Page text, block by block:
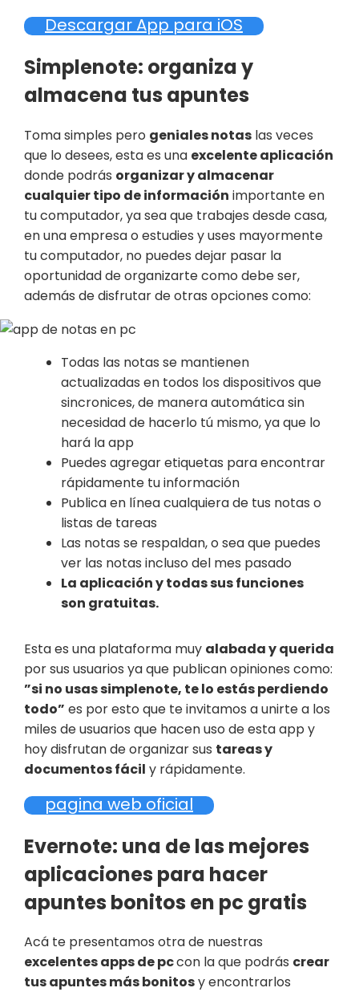
Descargar App para iOS
Simplenote: organiza y
almacena tus apuntes
Toma simples pero geniales notas las veces
que lo desees, esta es una excelente aplicación
donde podrás organizar y almacenar
cualquier tipo de información importante en
tu computador, ya sea que trabajes desde casa,
en una empresa o estudies y uses mayormente
tu computador, no puedes dejar pasar la
oportunidad de organizarte como debe ser,
además de disfrutar de otras opciones como:
Todas las notas se mantienen
actualizadas en todos los dispositivos que
sincronices, de manera automática sin
necesidad de hacerlo tú mismo, ya que lo
hará la app
Puedes agregar etiquetas para encontrar
rápidamente tu información
Publica en línea cualquiera de tus notas o
listas de tareas
Las notas se respaldan, o sea que puedes
ver las notas incluso del mes pasado
La aplicación y todas sus funciones
son gratuitas.
Esta es una plataforma muy alabada y querida
por sus usuarios ya que publican opiniones como:
”si no usas simplenote, te lo estás perdiendo
todo” es por esto que te invitamos a unirte a los
miles de usuarios que hacen uso de esta app y
hoy disfrutan de organizar sus tareas y
documentos fácil y rápidamente.
pagina web oficial
Evernote: una de las mejores
aplicaciones para hacer
apuntes bonitos en pc gratis
Acá te presentamos otra de nuestras
excelentes apps de pccon la que podrás crear
tus apuntes más bonitosy encontrarlos